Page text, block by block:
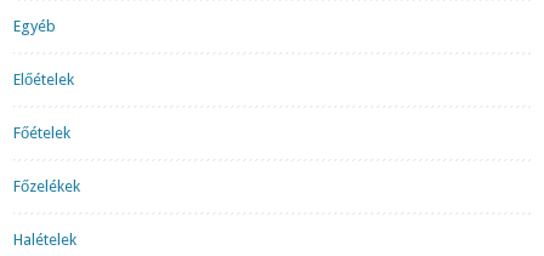
Egyéb
Előételek
Főételek
Főzelékek
Halételek